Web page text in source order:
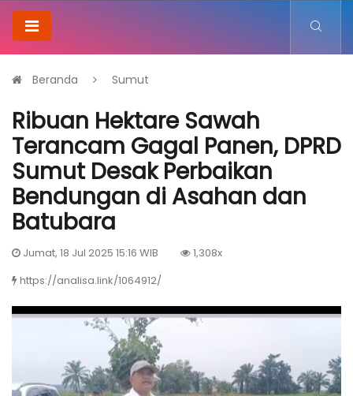
Beranda Sumut
Ribuan Hektare Sawah
Terancam Gagal Panen, DPRD
Sumut Desak Perbaikan
Bendungan di Asahan dan
Batubara
Jumat, 18 Jul 2025 15:16 WIB
1,308x
https://analisa.link/1064912/